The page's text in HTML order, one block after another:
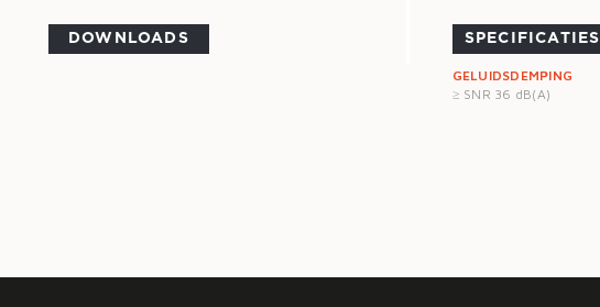
DOWNLOADS SPECIFICATIES
GELUIDSDEMPING
≥ SNR 36 dB(A)